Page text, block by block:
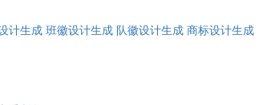
计生成 班徽设计生成 队徽设计生成 商标设计生成